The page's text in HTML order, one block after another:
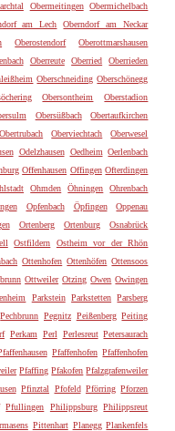
Obermeitingen
Obermichelbach
am Lech
Oberndorf am Neckar
Oberostendorf
Oberottmarshausen
Oberreute Oberried
Oberrieden
Oberschneiding Oberschönegg
Obersontheim
Oberstadion
Obersüßbach
Obertaufkirchen
Obertrubach Oberviechtach
Oberwesel
Odelzhausen Oedheim Oerlenbach
Offenhausen Offingen Ofterdingen
Ohmden Öhningen
Ohrenbach
Opfenbach Öpfingen
Oppenau
Ortenberg Ortenburg
Osnabrück
Ostfildern
Ostheim vor der Rhön
Ottenhofen Ottenhöfen Ottensoos
Ottweiler Otzing Owen Owingen
Parkstein Parkstetten Parsberg
Pechbrunn Pegnitz Peißenberg Peiting
Perkam Perl Perlesreut Petersaurach
Pfaffenhofen Pfaffenhofen
Pfaffing Pfakofen Pfalzgrafenweiler
Pfinztal Pfofeld Pförring Pforzen
Pfullingen Philippsburg Philippsreut
Pittenhart Planegg Plankenfels